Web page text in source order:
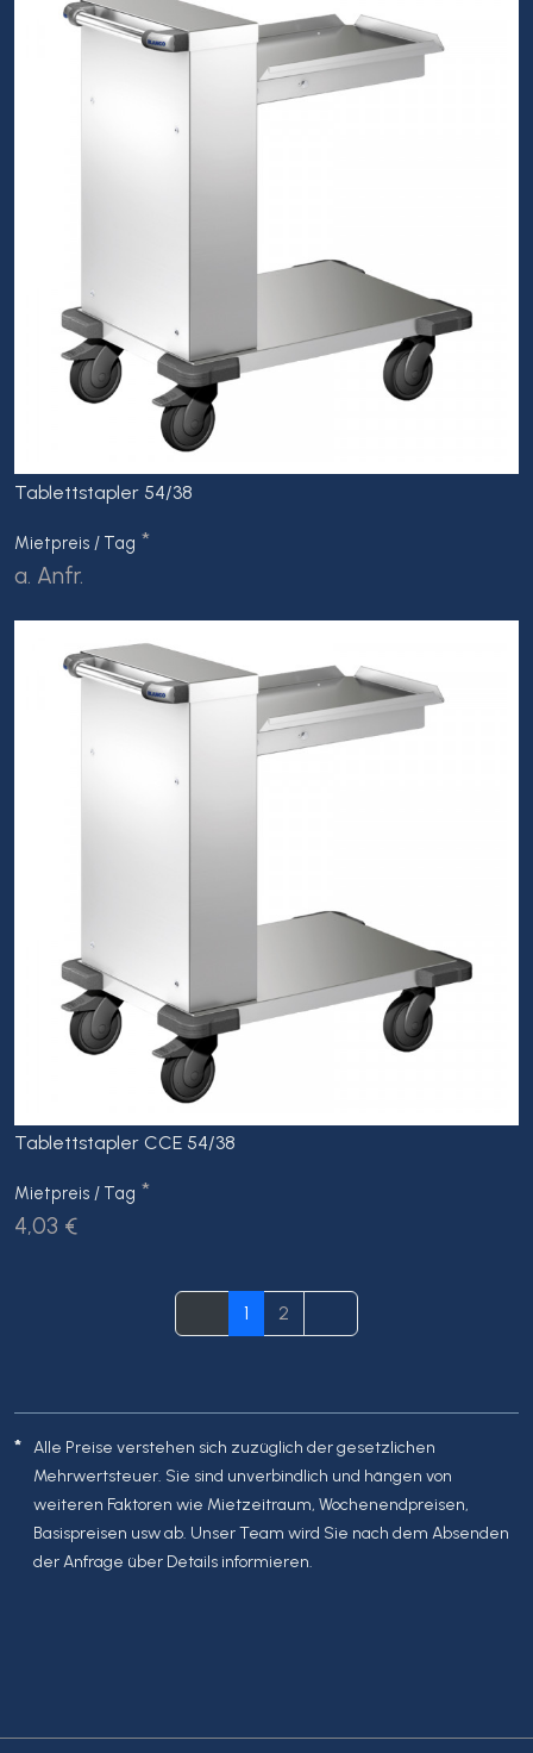
Tablettstapler 54/38
Mietpreis / Tag *
a. Anfr.
Tablettstapler CCE 54/38
Mietpreis / Tag *
4,03 €
1 2
* Alle Preise verstehen sich zuzüglich der gesetzlichen
Mehrwertsteuer. Sie sind unverbindlich und hängen von
weiteren Faktoren wie Mietzeitraum, Wochenendpreisen,
Basispreisen usw ab. Unser Team wird Sie nach dem Absenden
der Anfrage über Details informieren.